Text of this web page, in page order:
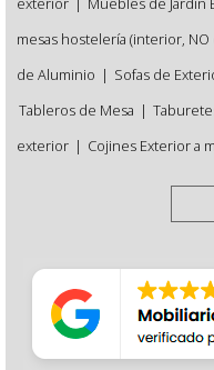
mesas hostelería (interior,
de Aluminio | Sofas de
Tableros de Mesa |
exterior | Cojines Exterior a